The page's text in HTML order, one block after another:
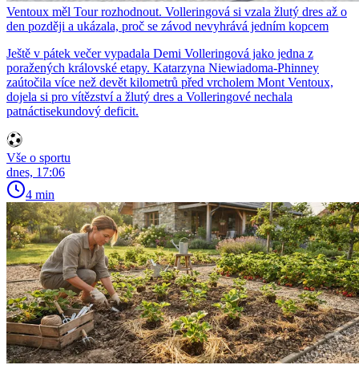
Ventoux měl Tour rozhodnout. Volleringová si vzala žlutý dres až o
den později a ukázala, proč se závod nevyhrává jedním kopcem
Ještě v pátek večer vypadala Demi Volleringová jako jedna z
poražených královské etapy. Katarzyna Niewiadoma-Phinney
zaútočila více než devět kilometrů před vrcholem Mont Ventoux,
dojela si pro vítězství a žlutý dres a Volleringové nechala
patnáctisekundový deficit.
Vše o sportu
dnes, 17:06
4 min